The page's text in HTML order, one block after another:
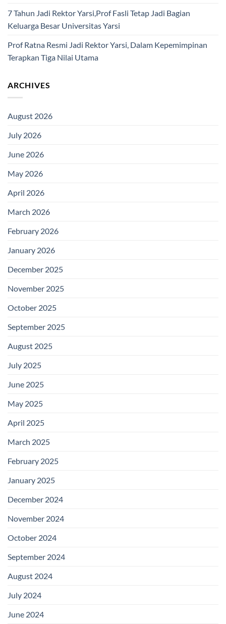
7 Tahun Jadi Rektor Yarsi,Prof Fasli Tetap Jadi Bagian
Keluarga Besar Universitas Yarsi
Prof Ratna Resmi Jadi Rektor Yarsi, Dalam Kepemimpinan
Terapkan Tiga Nilai Utama
ARCHIVES
August 2026
July 2026
June 2026
May 2026
April 2026
March 2026
February 2026
January 2026
December 2025
November 2025
October 2025
September 2025
August 2025
July 2025
June 2025
May 2025
April 2025
March 2025
February 2025
January 2025
December 2024
November 2024
October 2024
September 2024
August 2024
July 2024
June 2024